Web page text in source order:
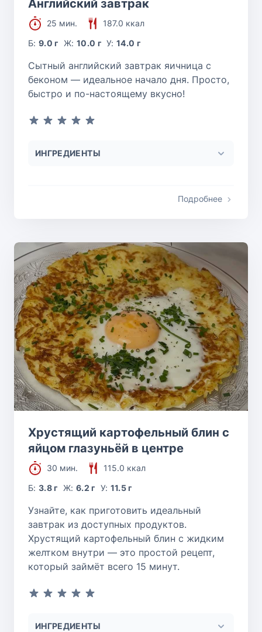
Английский завтрак
25 мин.
187.0 ккал
Б:9.0 г Ж: 10.0 г У:14.0 г
Сытный английский завтрак яичница с
беконом — идеальное начало дня. Просто,
быстро и по-настоящему вкусно!
ИНГРЕДИЕНТЫ
Подробнее
Хрустящий картофельный блин с
яйцом глазуньёй в центре
30 мин.
115.0 ккал
Б:3.8 г Ж: 6.2 г У: 11.5 г
Узнайте, как приготовить идеальный
завтрак из доступных продуктов.
Хрустящий картофельный блин с жидким
желтком внутри — это простой рецепт,
который займёт всего 15 минут.
ИНГРЕДИЕНТЫ